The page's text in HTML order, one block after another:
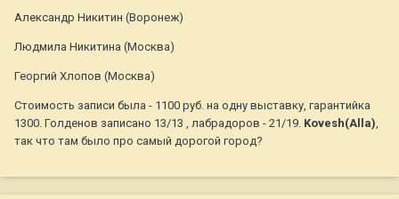
Александр Никитин (Воронеж)
Людмила Никитина (Москва)
Георгий Хлопов (Москва)
Стоимость записи была - 1100 руб. на одну выставку, гарантийка
1300. Голденов записано 13/13 , лабрадоров - 21/19. Kovesh(Alla),
так что там было про самый дорогой город?